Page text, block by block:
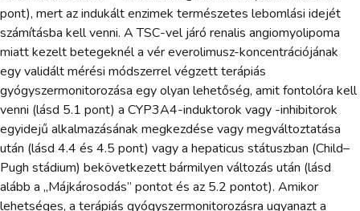
pont), mert az indukált enzimek természetes lebomlási idejét
számításba kell venni. A TSC-vel járó renalis angiomyolipoma
miatt kezelt betegeknél a vér everolimusz-koncentrációjának
egy validált mérési módszerrel végzett terápiás
gyógyszermonitorozása egy olyan lehetőség, amit fontolóra kell
venni (lásd 5.1 pont) a CYP3A4-induktorok vagy -inhibitorok
egyidejű alkalmazásának megkezdése vagy megváltoztatása
után (lásd 4.4 és 4.5 pont) vagy a hepaticus státuszban (Child–
Pugh stádium) bekövetkezett bármilyen változás után (lásd
alább a „Májkárosodás” pontot és az 5.2 pontot). Amikor
lehetséges, a terápiás gyógyszermonitorozásra ugyanazt a